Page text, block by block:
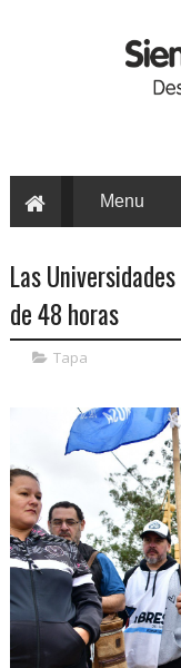
Las
de 48 horas
Tapa